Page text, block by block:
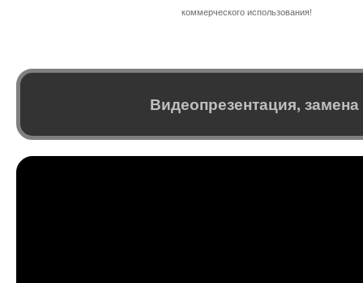
коммерческого использования!
Видеопрезентация,